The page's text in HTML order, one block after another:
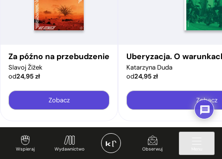
Wspieraj Wydawnictwo Obserwuj
Za późno na przebudzenie
Slavoj Žižek
od24,95zł
Zobacz
Uberyzacja. O
Katarzyna Duda
od24,95zł
Zobacz